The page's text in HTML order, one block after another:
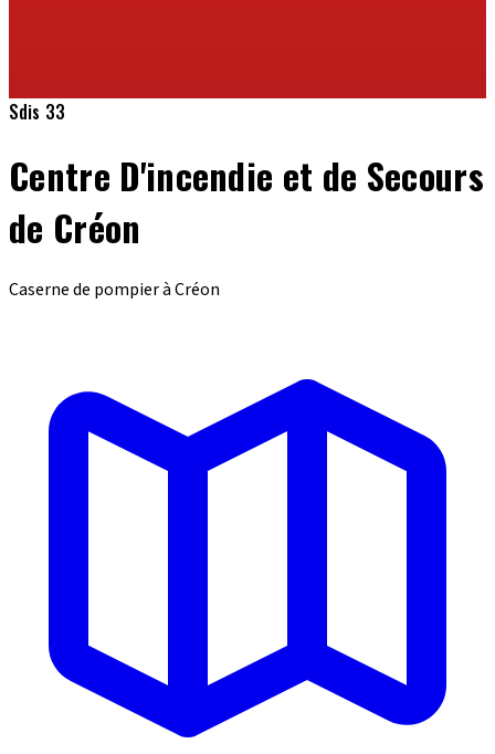
Sdis 33
Centre D'incendie et de Secours
de Créon
Caserne de pompier à Créon